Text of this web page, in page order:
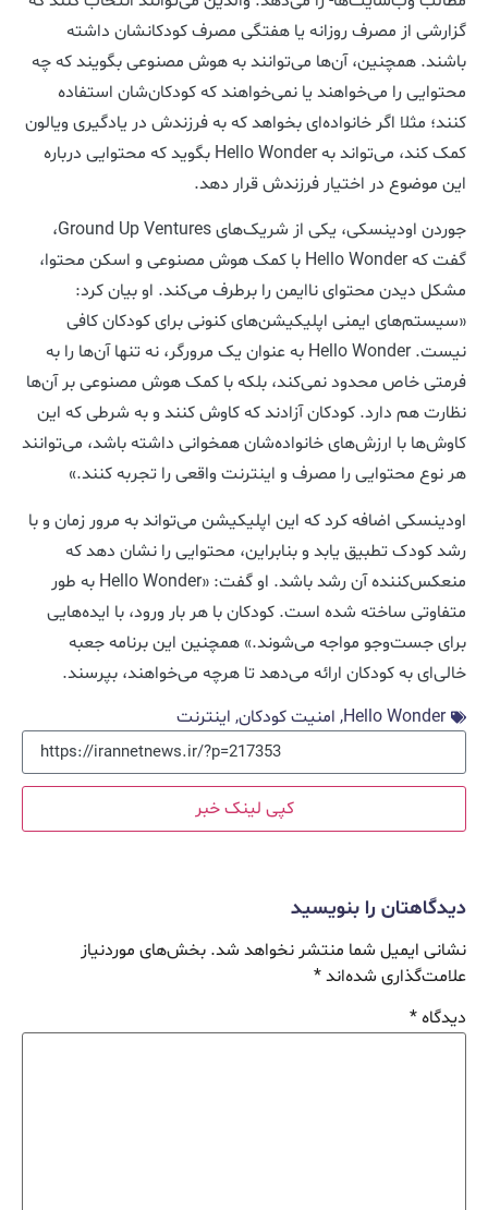
گزارشی از مصرف روزانه یا هفتگی مصرف کودکانشان داشته
باشند. همچنین، آن‌ها می‌توانند به هوش مصنوعی بگویند که چه
محتوایی را می‌خواهند یا نمی‌خواهند که کودکان‌شان استفاده
کنند؛ مثلا اگر خانواده‌ای بخواهد که به فرزندش در یادگیری ویالون
کمک کند، می‌تواند به Hello Wonder بگوید که محتوایی درباره
این موضوع در اختیار فرزندش قرار دهد.
جوردن اودینسکی، یکی از شریک‌های Ground Up Ventures،
گفت که Hello Wonder با کمک هوش مصنوعی و اسکن محتوا،
مشکل دیدن محتوای ناایمن را برطرف می‌کند. او بیان کرد:
«سیستم‌های ایمنی اپلیکیشن‌های کنونی برای کودکان کافی
نیست. Hello Wonder به عنوان یک مرورگر، نه تنها آن‌ها را به
فرمتی خاص محدود نمی‌کند، بلکه با کمک هوش مصنوعی بر آن‌ها
نظارت هم دارد. کودکان آزادند که کاوش کنند و به شرطی که این
کاوش‌ها با ارزش‌های خانواده‌شان همخوانی داشته باشد، می‌توانند
هر نوع محتوایی را مصرف و اینترنت واقعی را تجربه کنند.»
اودینسکی اضافه کرد که این اپلیکیشن می‌تواند به مرور زمان و با
رشد کودک تطبیق یابد و بنابراین، محتوایی را نشان دهد که
منعکس‌کننده آن رشد باشد. او گفت: «Hello Wonder به طور
متفاوتی ساخته شده است. کودکان با هر بار ورود، با ایده‌هایی
برای جست‌وجو مواجه می‌شوند.» همچنین این برنامه جعبه‌
خالی‌ای به کودکان ارائه می‌دهد تا هرچه می‌خواهند، بپرسند.
Hello Wonder
, امنیت کودکان, اینترنت
کپی لینک خبر
دیدگاهتان را بنویسید
نشانی ایمیل شما منتشر نخواهد شد. بخش‌های موردنیاز
علامت‌گذاری شده‌اند*
دیدگاه*